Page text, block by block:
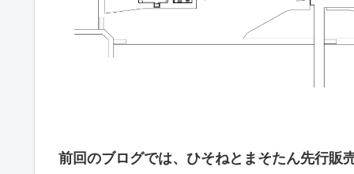
前回のブログでは、ひそねとまそたん先行販